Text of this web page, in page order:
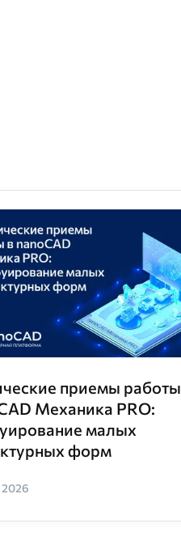
приемы работы
Механика PRO:
малых
форм